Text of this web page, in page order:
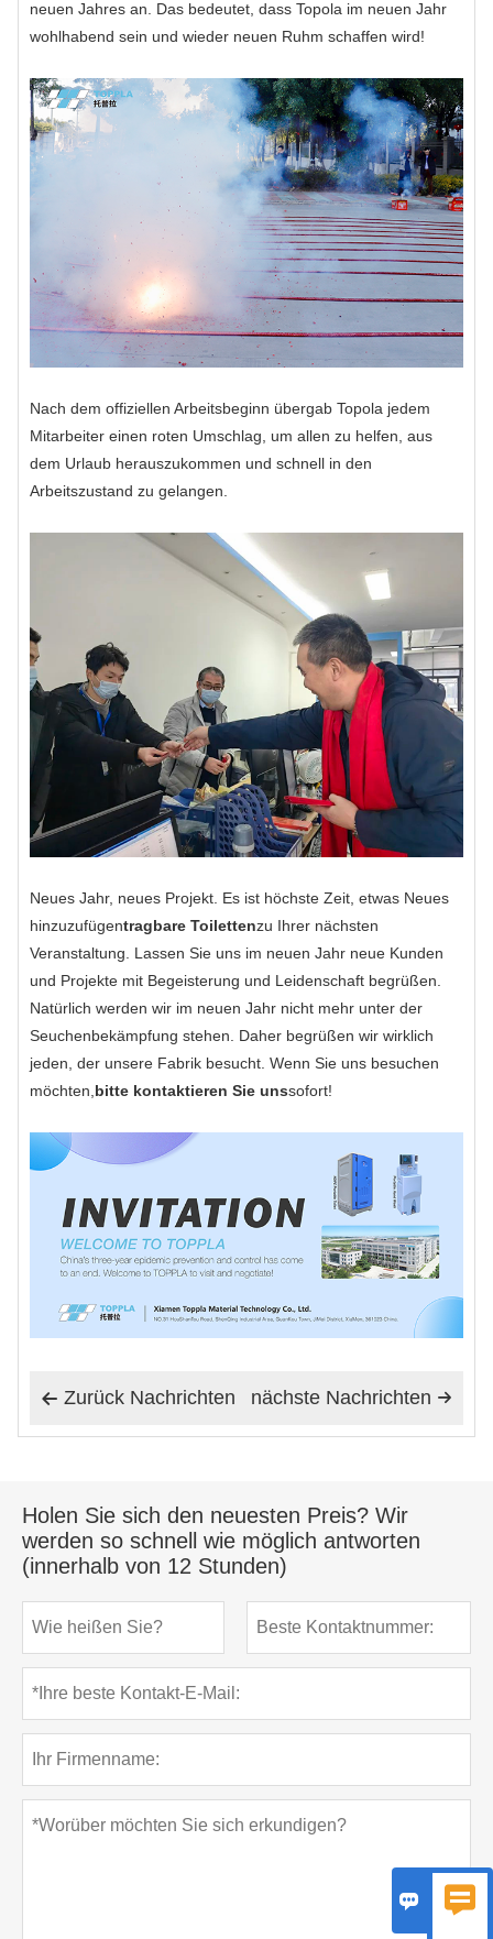
neuen Jahres an. Das bedeutet, dass Topola im neuen Jahr
wohlhabend sein und wieder neuen Ruhm schaffen wird!
Nach dem offiziellen Arbeitsbeginn übergab Topola jedem
Mitarbeiter einen roten Umschlag, um allen zu helfen, aus
dem Urlaub herauszukommen und schnell in den
Arbeitszustand zu gelangen.
Neues Jahr, neues Projekt. Es ist höchste Zeit, etwas Neues
hinzuzufügentragbare Toilettenzu Ihrer nächsten
Veranstaltung. Lassen Sie uns im neuen Jahr neue Kunden
und Projekte mit Begeisterung und Leidenschaft begrüßen.
Natürlich werden wir im neuen Jahr nicht mehr unter der
Seuchenbekämpfung stehen. Daher begrüßen wir wirklich
jeden, der unsere Fabrik besucht. Wenn Sie uns besuchen
möchten,bitte kontaktieren Sie unssofort!
 Zurück Nachrichten 
nächste Nachrichten
Holen Sie sich den neuesten Preis? Wir
werden so schnell wie möglich antworten
(innerhalb von 12 Stunden)
 